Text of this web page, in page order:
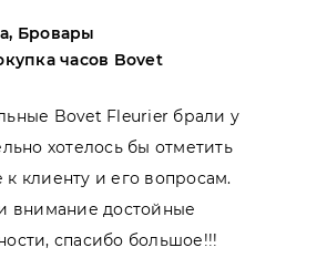
Бровары
часов Bovet
Bovet Fleurier брали у
хотелось бы отметить
клиенту и его вопросам.
внимание достойные
спасибо большое!!!